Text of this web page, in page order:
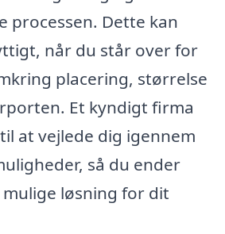
processen. Dette kan
når du står over for
placering, størrelse
Et kyndigt firma
at vejlede dig igennem
så du ender
løsning for dit